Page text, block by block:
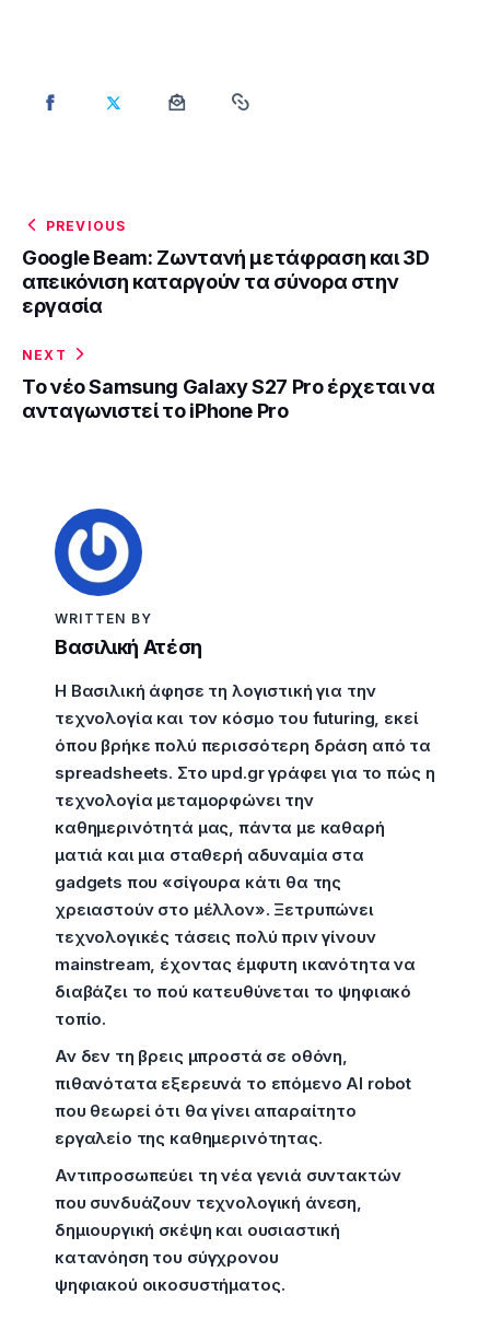
PREVIOUS
Google Beam: Ζωντανή μετάφραση και 3D
απεικόνιση καταργούν τα σύνορα στην
εργασία
NEXT
Το νέο Samsung Galaxy S27 Pro έρχεται να
ανταγωνιστεί το iPhone Pro
WRITTEN BY
Βασιλική Ατέση
Η Βασιλική άφησε τη λογιστική για την
τεχνολογία και τον κόσμο του futuring, εκεί
όπου βρήκε πολύ περισσότερη δράση από τα
spreadsheets. Στο upd.gr γράφει για το πώς η
τεχνολογία μεταμορφώνει την
καθημερινότητά μας, πάντα με καθαρή
ματιά και μια σταθερή αδυναμία στα
gadgets που «σίγουρα κάτι θα της
χρειαστούν στο μέλλον». Ξετρυπώνει
τεχνολογικές τάσεις πολύ πριν γίνουν
mainstream, έχοντας έμφυτη ικανότητα να
διαβάζει το πού κατευθύνεται το ψηφιακό
τοπίο.
Αν δεν τη βρεις μπροστά σε οθόνη,
πιθανότατα εξερευνά το επόμενο AI robot
που θεωρεί ότι θα γίνει απαραίτητο
εργαλείο της καθημερινότητας.
Αντιπροσωπεύει τη νέα γενιά συντακτών
που συνδυάζουν τεχνολογική άνεση,
δημιουργική σκέψη και ουσιαστική
κατανόηση του σύγχρονου
ψηφιακού οικοσυστήματος.